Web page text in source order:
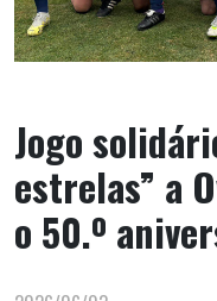
Jogo
estrelas” a
o 50.º